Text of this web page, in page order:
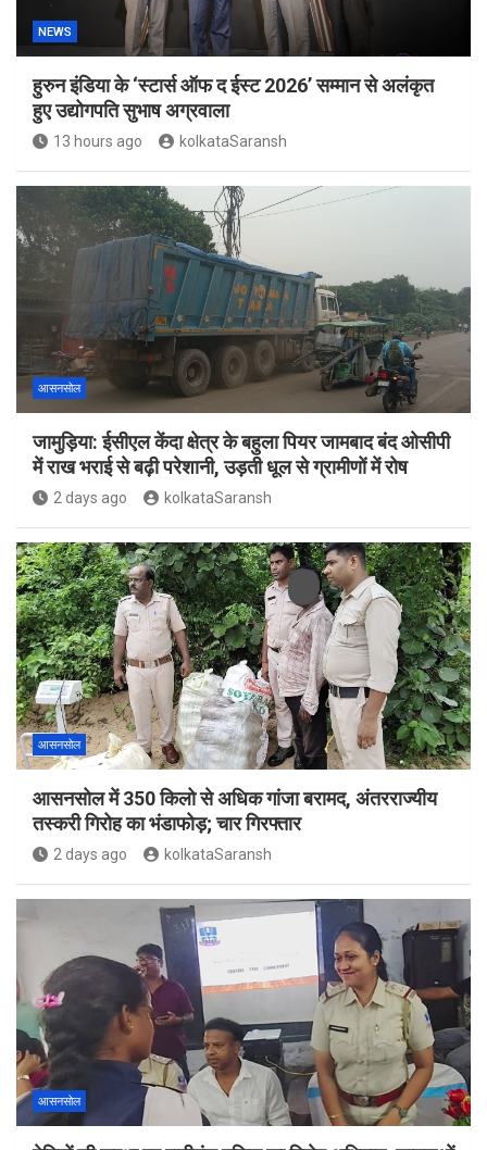
NEWS
हुरुन इंडिया के ‘स्टार्स ऑफ द ईस्ट 2026’ सम्मान से अलंकृत
हुए उद्योगपति सुभाष अग्रवाला
13 hours ago kolkataSaransh
आसनसोल
जामुड़िया: ईसीएल केंदा क्षेत्र के बहुला पियर जामबाद बंद ओसीपी
में राख भराई से बढ़ी परेशानी, उड़ती धूल से ग्रामीणों में रोष
2 days ago kolkataSaransh
आसनसोल
आसनसोल में 350 किलो से अधिक गांजा बरामद, अंतरराज्यीय
तस्करी गिरोह का भंडाफोड़; चार गिरफ्तार
2 days ago kolkataSaransh
आसनसोल